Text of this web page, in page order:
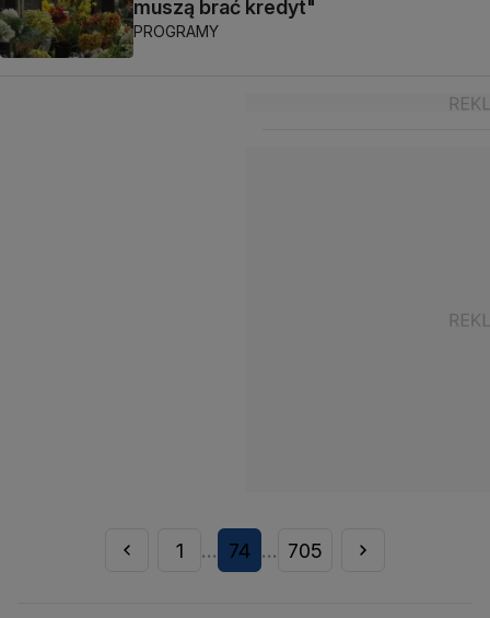
muszą brać kredyt"
PROGRAMY
1 ... 74 ... 705